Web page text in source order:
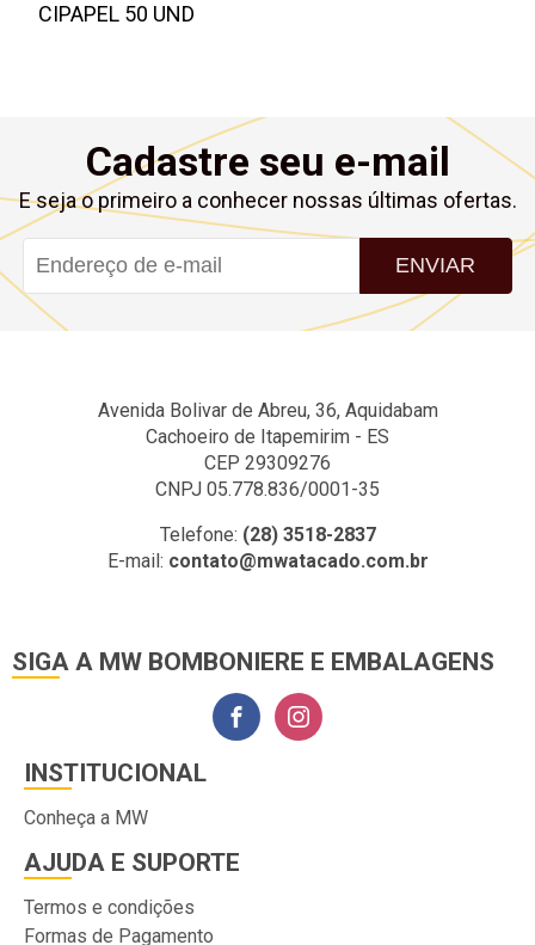
CIPAPEL 50 UND
Cadastre seu e-mail
E seja o primeiro a conhecer nossas últimas ofertas.
ENVIAR
Avenida Bolivar de Abreu, 36, Aquidabam
Cachoeiro de Itapemirim - ES
CEP 29309276
CNPJ 05.778.836/0001-35
Telefone: (28) 3518-2837
E-mail: contato@mwatacado.com.br
SIGA A MW BOMBONIERE E EMBALAGENS
INSTITUCIONAL
Conheça a MW
AJUDA E SUPORTE
Termos e condições
Formas de Pagamento